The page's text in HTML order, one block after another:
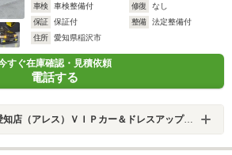
車検
車検整備付 修復
なし
保証
保証付 整備
法定整備付
住所
愛知県稲沢市
すぐ在庫確認・見積依頼
電話する
アレス）ＶＩＰカー＆ドレスアップカー カスタム専門店